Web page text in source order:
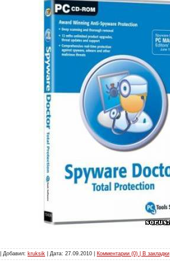
Добавил: kruksik | Дата: 27.09.2010 Комментарии (0) | В закладки